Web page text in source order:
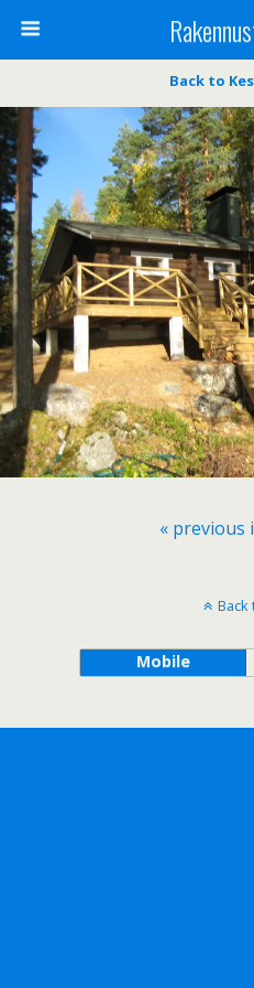
Back to
« previous
Back
Mobile